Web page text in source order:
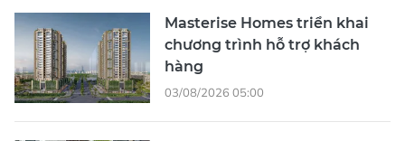
Masterise Homes triển khai
chương trình hỗ trợ khách
hàng
03/08/2026 05:00